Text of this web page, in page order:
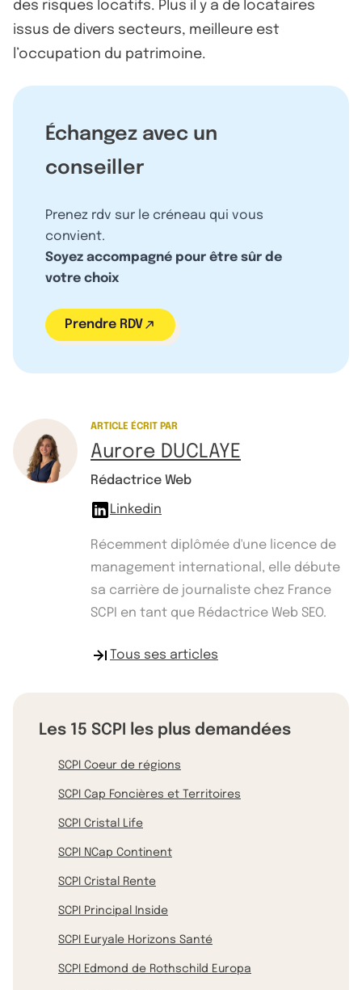
des risques locatifs. Plus il y a de locataires
issus de divers secteurs, meilleure est
l’occupation du patrimoine.
Échangez avec un
conseiller
Prenez rdv sur le créneau qui vous
convient.
Soyez accompagné pour être sûr de
votre choix
Prendre RDV
ARTICLE ÉCRIT PAR
Aurore DUCLAYE
Rédactrice Web
Linkedin
Récemment diplômée d'une licence de
management international, elle débute
sa carrière de journaliste chez France
SCPI en tant que Rédactrice Web SEO.
Tous ses articles
Les 15 SCPI les plus demandées
SCPI Coeur de régions
SCPI Cap Foncières et Territoires
SCPI Cristal Life
SCPI NCap Continent
SCPI Cristal Rente
SCPI Principal Inside
SCPI Euryale Horizons Santé
SCPI Edmond de Rothschild Europa